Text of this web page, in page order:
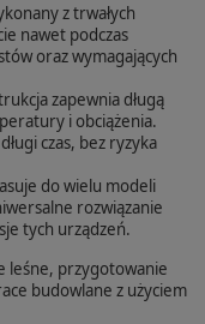
z trwałych
nawet podczas
oraz wymagających
zapewnia długą
i obciążenia.
czas, bez ryzyka
do wielu modeli
rozwiązanie
tych urządzeń.
leśne, przygotowanie
budowlane z użyciem